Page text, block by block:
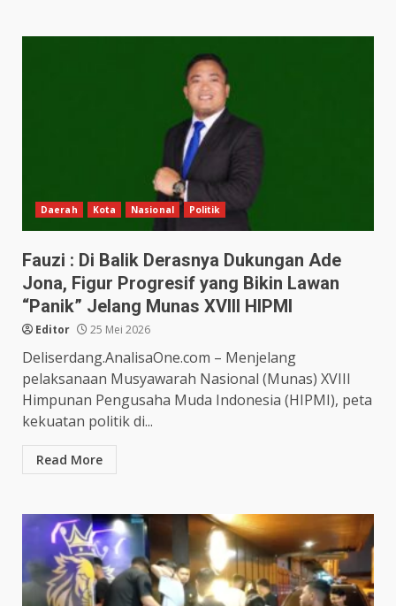
Daerah Kota Nasional Politik
Fauzi : Di Balik Derasnya Dukungan Ade
Jona, Figur Progresif yang Bikin Lawan
“Panik” Jelang Munas XVIII HIPMI
Editor 25 Mei 2026
Deliserdang.AnalisaOne.com – Menjelang
pelaksanaan Musyawarah Nasional (Munas) XVIII
Himpunan Pengusaha Muda Indonesia (HIPMI), peta
kekuatan politik di...
Read More